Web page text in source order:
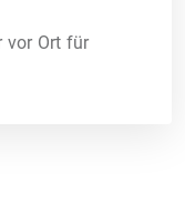
vor Ort für